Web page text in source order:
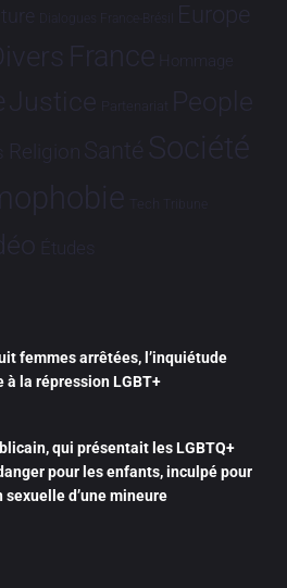
Dialogues France-Brésil Europe
France Hommage
Justice Partenariat People
Religion Santé Société
Tech Tribune
Études
femmes arrêtées, l’inquiétude
à la répression LGBT+
qui présentait les LGBTQ+
pour les enfants, inculpé pour
d’une mineure